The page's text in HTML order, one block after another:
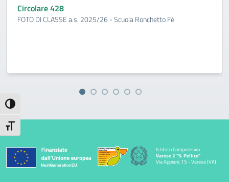
Attiva/disattiva alto contrasto
Attiva/disattiva dimensione testo
Circolare 428
FOTO DI CLASSE a.s. 2025/26 - Scuola Ronchetto Fè
Istituto Comprensivo
Varese 2 "S. Pellico"
Via Appiani, 15 - Varese (VA)